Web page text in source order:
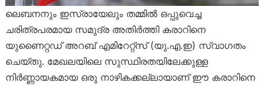
ലെബനനും ഇസ്രായേലും തമ്മിൽ ഒപ്പുവെച്ച
ചരിത്രപരമായ സമുദ്ര അതിർത്തി കരാറിനെ
യുണൈറ്റഡ് അറബ് എമിറേറ്റ്സ് (യു.എ.ഇ) സ്വാഗതം
ചെയ്തു. മേഖലയിലെ സുസ്ഥിരതയിലേക്കുള്ള
നിർണ്ണായകമായ ഒരു നാഴികക്കല്ലായാണ് ഈ കരാറിനെ